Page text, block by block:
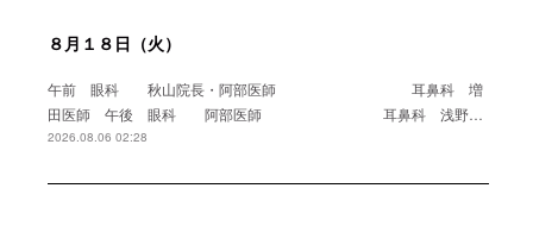
８月１８日（火）
午前 眼科 秋山院長・阿部医師 耳鼻科 増
田医師 午後 眼科 阿部医師 耳鼻科 浅野…
2026.08.06 02:28